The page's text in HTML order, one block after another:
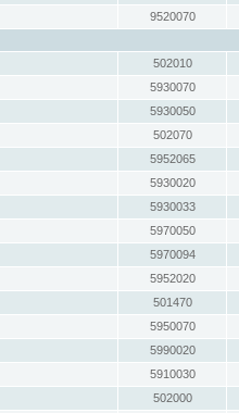
9520070
502010
5930070
5930050
502070
5952065
5930020
5930033
5970050
5970094
5952020
501470
5950070
5990020
5910030
502000